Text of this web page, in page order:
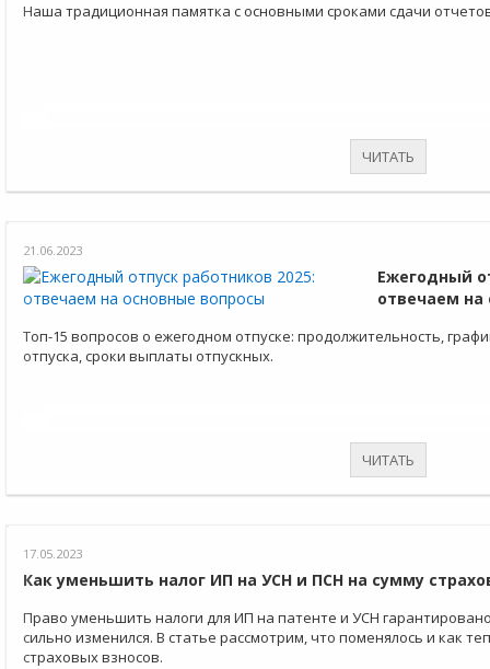
Наша традиционная памятка с основными сроками сдачи отчетов
ЧИТАТЬ
21.06.2023
Ежегодный
отвечаем на
Топ-15 вопросов о ежегодном отпуске: продолжительность,
отпуска, сроки выплаты отпускных.
ЧИТАТЬ
17.05.2023
Как уменьшить налог ИП на УСН и ПСН на сумму
Право уменьшить налоги для ИП на патенте и УСН
сильно изменился. В статье рассмотрим, что поменялось и как
страховых взносов.